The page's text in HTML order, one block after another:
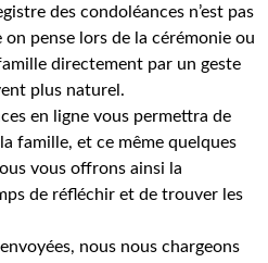
des condoléances n’est pas
on pense lors de la cérémonie ou
directement par un geste
plus naturel.
en ligne vous permettra de
famille, et ce même quelques
vous offrons ainsi la
de réfléchir et de trouver les
nous nous chargeons